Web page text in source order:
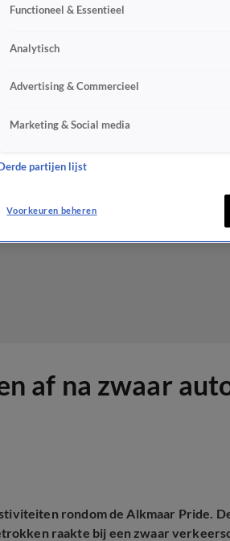
af na zwaar
rondom de Alkmaar Pride.
raakte bij een zwaar
Functioneel & Essentieel
Analytisch
Advertising & Commercieel
Marketing & Social media
partijen lijst
Voorkeuren beheren